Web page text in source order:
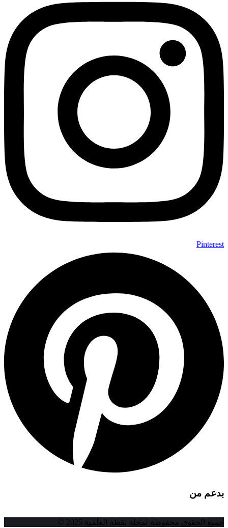
Pinterest
بدعم من
جميع الحقوق محفوظة لمجلة نقطة العلمية 2025 ©